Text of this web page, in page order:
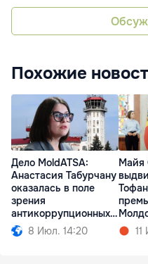
Похожие
Дело MoldATSA:
Анастасия Табурчану
оказалась в поле
зрения
антикоррупционных
органов
8 Июл. 14:20
Майя
11